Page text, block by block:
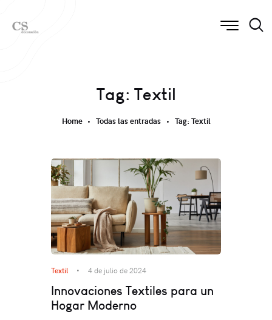
Tag: Textil
Home Todas las entradas Tag: Textil
Textil 4 de julio de 2024
Innovaciones Textiles para un
Hogar Moderno